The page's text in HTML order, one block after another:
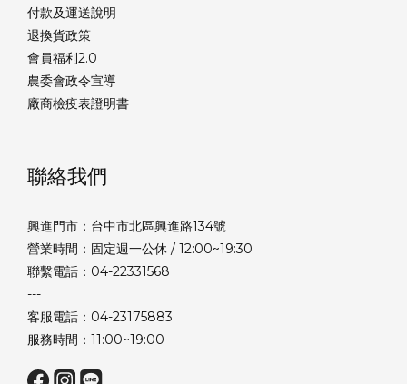
付款及運送說明
退換貨政策
會員福利2.0
農委會政令宣導
廠商檢疫表證明書
聯絡我們
興進門市：台中市北區興進路134號
營業時間：固定週一公休 / 12:00~19:30
聯繫電話：04-22331568
---
客服電話：04-23175883
服務時間：11:00~19:00